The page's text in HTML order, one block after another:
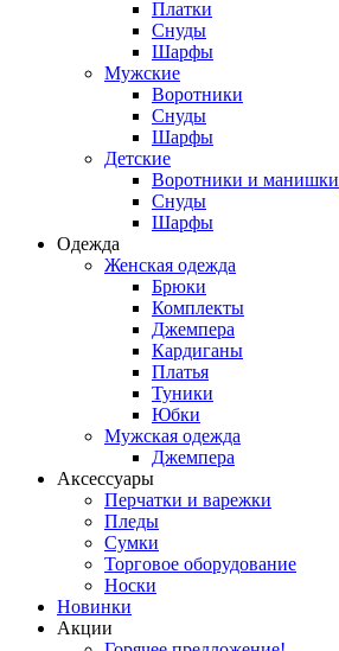
Платки
Снуды
Шарфы
Мужские
Воротники
Снуды
Шарфы
Детские
Воротники и манишки
Снуды
Шарфы
Одежда
Женская одежда
Брюки
Комплекты
Джемпера
Кардиганы
Платья
Туники
Юбки
Мужская одежда
Джемпера
Аксессуары
Перчатки и варежки
Пледы
Сумки
Торговое оборудование
Носки
Новинки
Акции